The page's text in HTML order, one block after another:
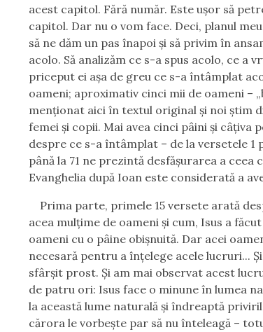
acest capitol. Fără număr. Este uşor să
capitol. Dar nu o vom face. Deci, planul
să ne dăm un pas înapoi şi să privim în
acolo. Să analizăm ce s-a spus acolo, ce a
priceput ei aşa de greu ce s-a întâmplat
oameni; aproximativ cinci mii de oameni – „
menţionat aici în textul original şi noi ştim
femei şi copii. Mai avea cinci pâini şi câţiva
despre ce s-a întâmplat – de la versetele 1
până la 71 ne prezintă desfăşurarea a
Evanghelia după Ioan este considerată a
Prima parte, primele 15 versete arată
acea mulţime de oameni şi cum, Isus a
oameni cu o pâine obişnuită. Dar acei
necesară pentru a înţelege acele lucruri...
sfârşit prost. Şi am mai observat acest
de patru ori: Isus face o minune în lumea
la această lume naturală şi îndreaptă
cărora le vorbeşte par să nu înteleagă –